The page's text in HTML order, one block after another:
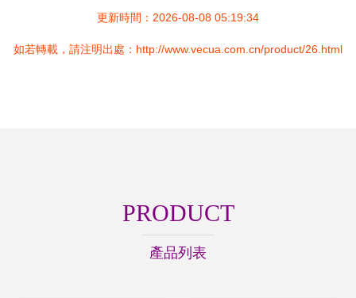
更新時間：2026-08-08 05:19:34
如若轉載，請注明出處：http://www.vecua.com.cn/product/26.html
PRODUCT
產品列表